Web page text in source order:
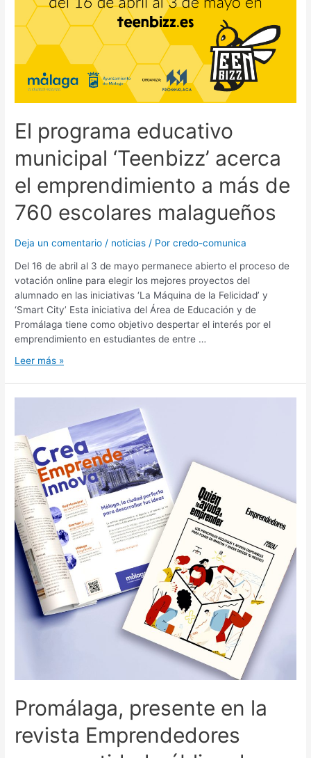
El programa educativo
municipal ‘Teenbizz’ acerca
el emprendimiento a más de
760 escolares malagueños
Deja un comentario / noticias / Porcredo-comunica
Del 16 de abril al 3 de mayo permanece abierto el proceso de
votación online para elegir los mejores proyectos del
alumnado en las iniciativas ‘La Máquina de la Felicidad’ y
‘Smart City’ Esta iniciativa del Área de Educación y de
Promálaga tiene como objetivo despertar el interés por el
emprendimiento en estudiantes de entre …
Leer más »
Promálaga, presente en la
revista Emprendedores